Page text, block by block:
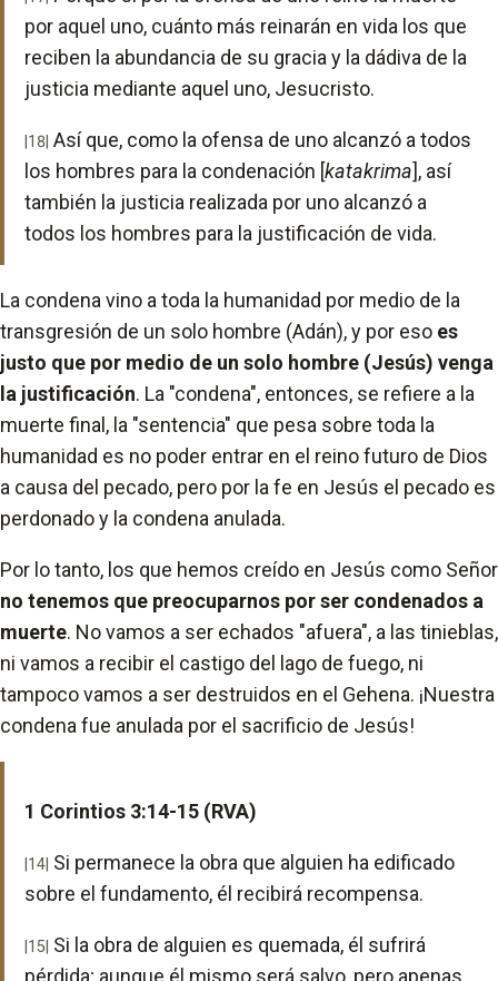
por aquel uno, cuánto más reinarán en vida los que
reciben la abundancia de su gracia y la dádiva de la
justicia mediante aquel uno, Jesucristo.
|18| Así que, como la ofensa de uno alcanzó a todos
los hombres para la condenación [katakrima], así
también la justicia realizada por uno alcanzó a
todos los hombres para la justificación de vida.
La condena vino a toda la humanidad por medio de la
transgresión de un solo hombre (Adán), y por eso es
justo que por medio de un solo hombre (Jesús) venga
la justificación. La "condena", entonces, se refiere a la
muerte final, la "sentencia" que pesa sobre toda la
humanidad es no poder entrar en el reino futuro de Dios
a causa del pecado, pero por la fe en Jesús el pecado es
perdonado y la condena anulada.
Por lo tanto, los que hemos creído en Jesús como Señor
no tenemos que preocuparnos por ser condenados a
muerte. No vamos a ser echados "afuera", a las tinieblas,
ni vamos a recibir el castigo del lago de fuego, ni
tampoco vamos a ser destruidos en el Gehena. ¡Nuestra
condena fue anulada por el sacrificio de Jesús!
1 Corintios 3:14-15 (RVA)
|14| Si permanece la obra que alguien ha edificado
sobre el fundamento, él recibirá recompensa.
|15| Si la obra de alguien es quemada, él sufrirá